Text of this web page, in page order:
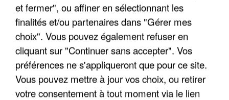
L’UN DES FONDATEURS SUPPOSÉS DE LA DZ
MAFIA INTERPELLÉ EN ALGÉRIE
et fermer", ou affiner en sélectionnant les
finalités et/ou partenaires dans "Gérer mes
choix". Vous pouvez également refuser en
cliquant sur "Continuer sans accepter". Vos
préférences ne s'appliqueront que pour ce site.
Vous pouvez mettre à jour vos choix, ou retirer
votre consentement à tout moment via le lien